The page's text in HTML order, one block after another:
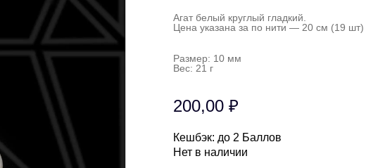
Агат белый круглый гладкий.
Цена указана за по нити — 20 см (19 шт)
Размер: 10 мм
Вес: 21 г
200,00 ₽
Кешбэк: до 2 Баллов
Нет в наличии